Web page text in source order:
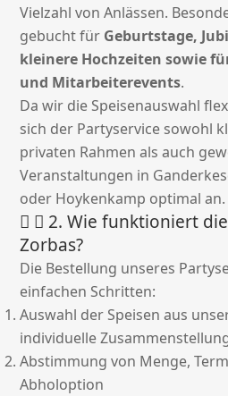
Vielzahl von Anlässen.
gebucht für Geburtstage,
kleinere Hochzeiten sowie
und Mitarbeiterevents.
Da wir die Speisenauswahl
sich der Partyservice sowohl
privaten Rahmen als auch
Veranstaltungen in
oder Hoykenkamp optimal an.
2. Wie funktioniert
Zorbas?
Die Bestellung unseres
einfachen Schritten:
Auswahl der Speisen aus
individuelle
Abstimmung von Menge,
Abholoption